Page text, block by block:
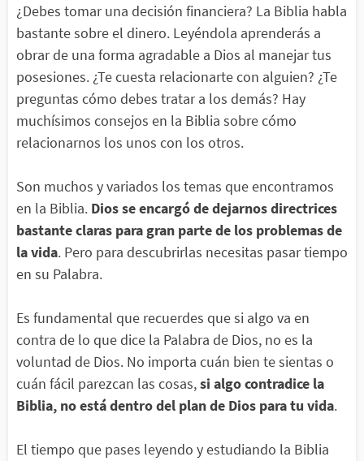
¿Debes tomar una decisión financiera? La Biblia habla
bastante sobre el dinero. Leyéndola aprenderás a
obrar de una forma agradable a Dios al manejar tus
posesiones. ¿Te cuesta relacionarte con alguien? ¿Te
preguntas cómo debes tratar a los demás? Hay
muchísimos consejos en la Biblia sobre cómo
relacionarnos los unos con los otros.
Son muchos y variados los temas que encontramos
en la Biblia. Dios se encargó de dejarnos directrices
bastante claras para gran parte de los problemas de
la vida. Pero para descubrirlas necesitas pasar tiempo
en su Palabra.
Es fundamental que recuerdes que si algo va en
contra de lo que dice la Palabra de Dios, no es la
voluntad de Dios. No importa cuán bien te sientas o
cuán fácil parezcan las cosas,si algo contradice la
Biblia, no está dentro del plan de Dios para tu vida.
El tiempo que pases leyendo y estudiando la Biblia